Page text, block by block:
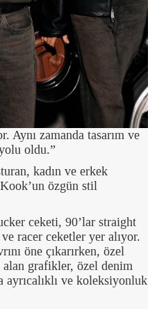
Aynı zamanda tasarım ve
oldu.”
kadın ve erkek
özgün stil
ceketi, 90’lar straight
racer ceketler yer alıyor.
öne çıkarırken, özel
alan grafikler, özel denim
ayrıcalıklı ve koleksiyonluk